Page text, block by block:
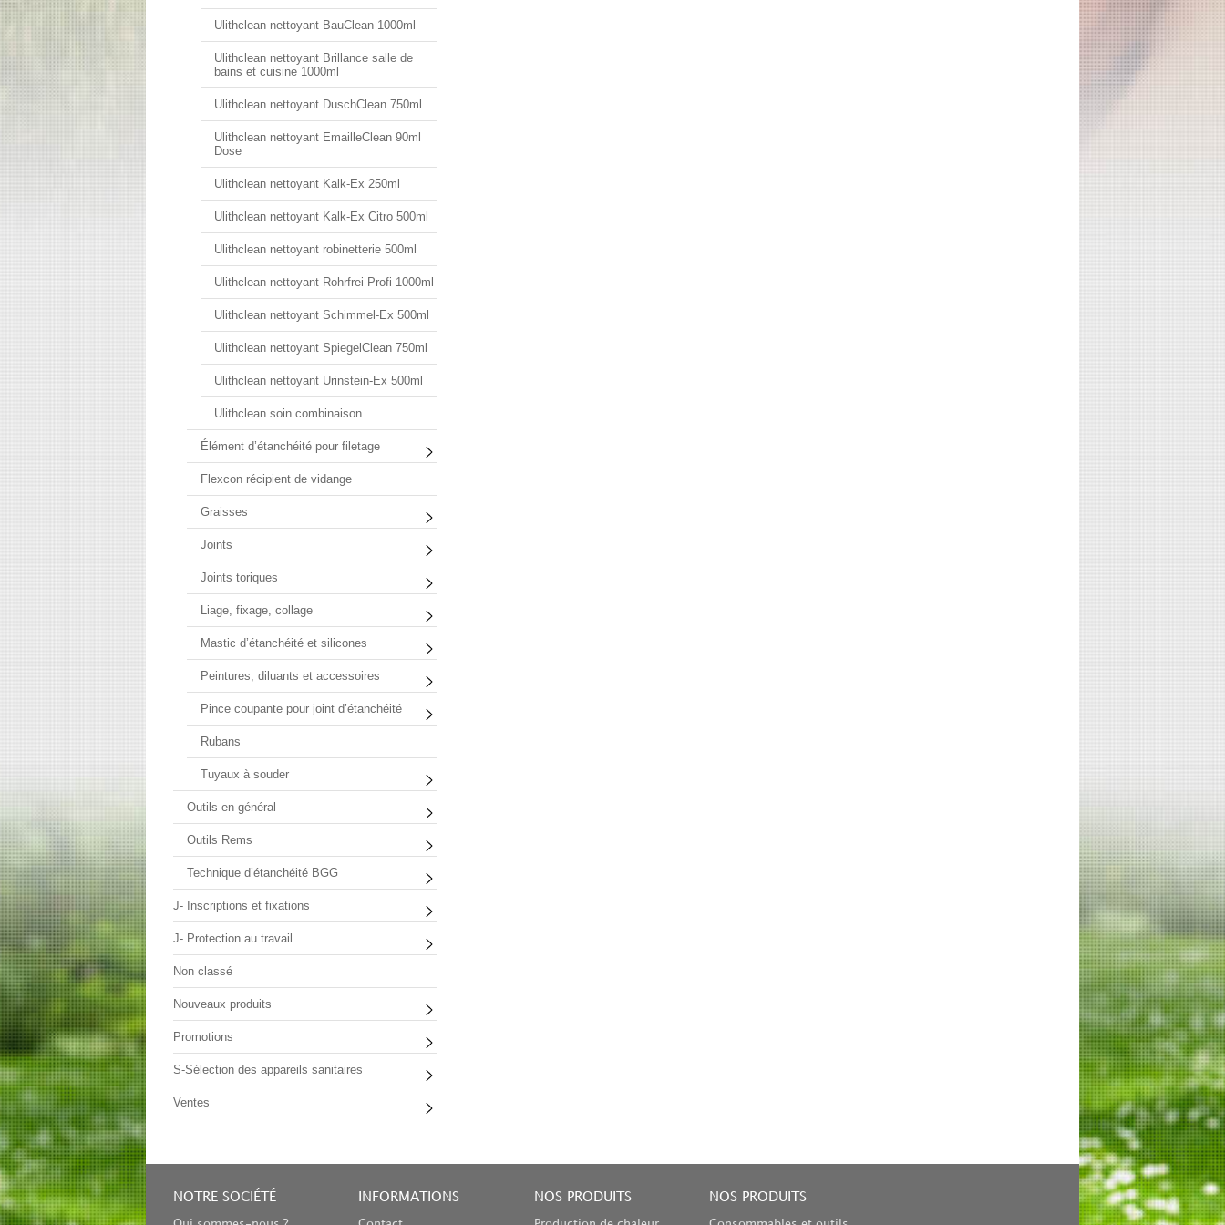
Ulithclean nettoyant BauClean 1000ml
Ulithclean nettoyant Brillance salle de
bains et cuisine 1000ml
Ulithclean nettoyant DuschClean 750ml
Ulithclean nettoyant EmailleClean 90ml
Dose
Ulithclean nettoyant Kalk-Ex 250ml
Ulithclean nettoyant Kalk-Ex Citro 500ml
Ulithclean nettoyant robinetterie 500ml
Ulithclean nettoyant Rohrfrei Profi 1000ml
Ulithclean nettoyant Schimmel-Ex 500ml
Ulithclean nettoyant SpiegelClean 750ml
Ulithclean nettoyant Urinstein-Ex 500ml
Ulithclean soin combinaison
Élément d’étanchéité pour filetage
Flexcon récipient de vidange
Graisses
Joints
Joints toriques
Liage, fixage, collage
Mastic d’étanchéité et silicones
Peintures, diluants et accessoires
Pince coupante pour joint d’étanchéité
Rubans
Tuyaux à souder
Outils en général
Outils Rems
Technique d’étanchéité BGG
J- Inscriptions et fixations
J- Protection au travail
Non classé
Nouveaux produits
Promotions
S-Sélection des appareils sanitaires
Ventes
NOTRE SOCIÉTÉ INFORMATIONS NOS PRODUITS NOS PRODUITS